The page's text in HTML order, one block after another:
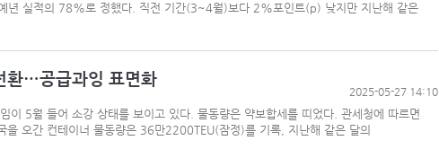
년 실적의 78%로 정했다. 직전 기간(3~4월)보다 2%포인트(p) 낮지만 지난해 같은
환…공급과잉 표면화
2025-05-27 14:10
이 5월 들어 소강 상태를 보이고 있다. 물동량은 약보합세를 띠었다. 관세청에 따르면
을 오간 컨테이너 물동량은 36만2200TEU(잠정)를 기록, 지난해 같은 달의